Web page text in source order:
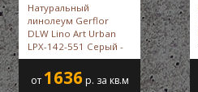
Натуральный
линолеум Gerflor
DLW Lino Art Urban
LPX-142-551 Серый -
Gerflor DLW
от 1636 р. за кв.м